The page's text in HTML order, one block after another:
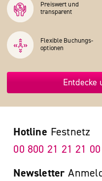
Preiswert und
transparent
Flexible Buchungs­
optionen
Entdecke
Hotline Festnetz
00 800 21 21 21 00
Newsletter